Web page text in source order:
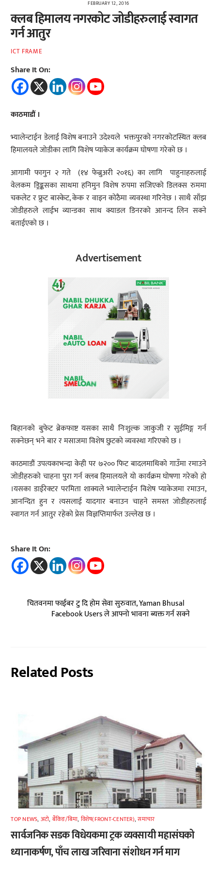
FEBRUARY 12, 2016
क्लब हिमालय नगरकोट जोडीहरुलाई स्वागत
गर्न आतुर
ICT FRAME
Share It On:
काठमाडौं ।
भ्यालेन्टाईन डेलाई विशेष बनाउने उदेश्यले भक्तपुरको नगरकोटस्थित क्लब
हिमालयले जोडीका लागि विशेष प्याकेज कार्यक्रम घोषणा गरेको छ ।
आगामी फागुन २ गते (१४ फेब्रुअरी २०१६) का लागि पाहुनाहरुलाई
वेलकम ड्रिङ्कसका साथमा हनिमुन विशेष रुपमा सजिएको डिलक्स रुममा
चकलेट र फ्रुट बास्केट, केक र वाइन कोठैमा व्यवस्था गरिनेछ । साथै साँझ
जोडीहरुले लाईभ व्यान्डका साथ क्याडल डिनरको आनन्द लिन सक्ने
बताईएको छ ।
Advertisement
बिहानको बुफेट ब्रेकफाष्ट यसका साथै निःशुल्क जाकुजी र सुईमिङ्ग गर्न
सक्नेछन् भने बार र मसाजमा विशेष छुटको व्यवस्था गरिएको छ ।
काठमाडौं उपत्यकाभन्दा केही पर ७२०० फिट बादलमाथिको गाउँमा रमाउने
जोडीहरुको चाहना पुरा गर्न क्लब हिमालयले यो कार्यक्रम घोषणा गरेको हो
।यसका डाईरेक्टर परमिता शाक्यले भ्यालेन्टाईन विशेष प्याकेजमा रमाउन,
आनन्दित हुन र त्यसलाई यादगार बनाउन चाहने समस्त जोडीहरुलाई
स्वागत गर्न आतुर रहेको प्रेस विज्ञप्तिमार्फत उल्लेख छ ।
Share It On:
चितवनमा फाईबर टु दि होम सेवा सुरुवात, Yaman Bhusal
Facebook Users ले आफ्नो भावना ब्यक्त गर्न सक्ने
Related Posts
TOP NEWS, अटाे, बैंकिङ/बिमा, विशेष(FRONT-CENTER),समाचार
सार्वजनिक सडक विधेयकमा ट्रक व्यवसायी महासंघको
ध्यानाकर्षण, पाँच लाख जरिवाना संशोधन गर्न माग